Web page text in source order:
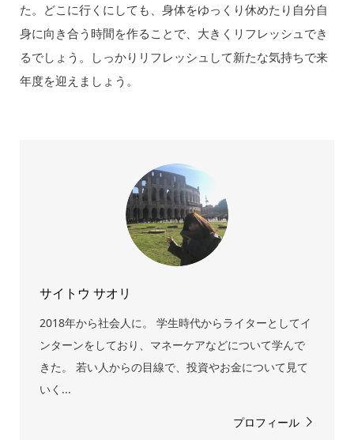
た。どこに行くにしても、身体をゆっくり休めたり自分自
身に向き合う時間を作ることで、大きくリフレッシュでき
るでしょう。しっかりリフレッシュして新たな気持ちで来
年度を迎えましょう。
サイトウ サオリ
2018年から社会人に。 学生時代からライターとしてイ
ンターンをしており、マネーケアなどについて学んで
きた。 若い人からの目線で、投資やお金について見て
いく...
プロフィール